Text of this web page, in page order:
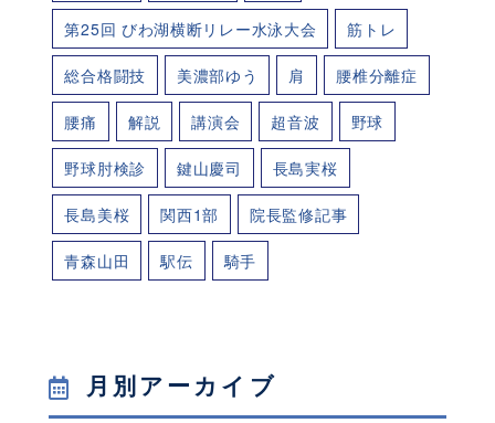
第25回 びわ湖横断リレー水泳大会 筋トレ
総合格闘技 美濃部ゆう 肩 腰椎分離症
腰痛 解説 講演会 超音波 野球
野球肘検診 鍵山慶司 長島実桜
長島美桜 関西1部 院長監修記事
青森山田 駅伝 騎手
月別アーカイブ